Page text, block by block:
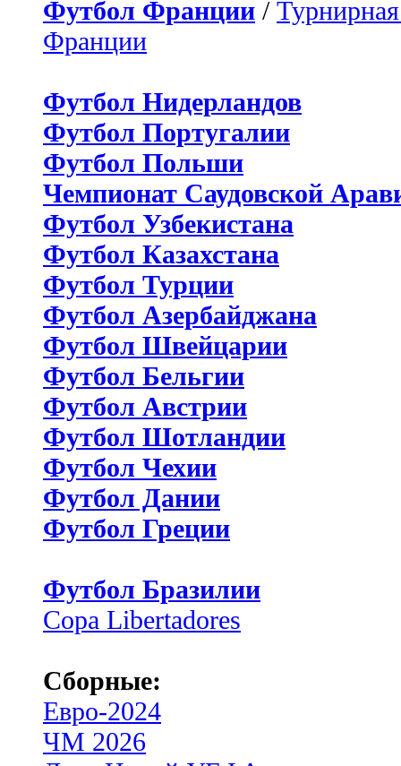
Футбол Франции /
Франции
Футбол Нидерландов
Футбол Португалии
Футбол Польши
Чемпионат Саудовской
Футбол Узбекистана
Футбол Казахстана
Футбол Турции
Футбол Азербайджана
Футбол Швейцарии
Футбол Бельгии
Футбол Австрии
Футбол Шотландии
Футбол Чехии
Футбол Дании
Футбол Греции
Футбол Бразилии
Copa Libertadores
Сборные:
Евро-2024
ЧМ 2026